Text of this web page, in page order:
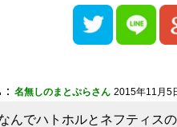
： 名無しのまとぷらさん 2015年11月5
んでハトホルとネフティス